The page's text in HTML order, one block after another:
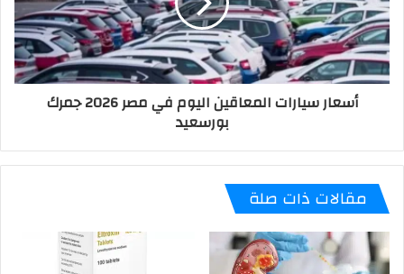
أسعار سيارات المعاقين اليوم في مصر 2026 جمرك
بورسعيد
مقالات ذات صلة